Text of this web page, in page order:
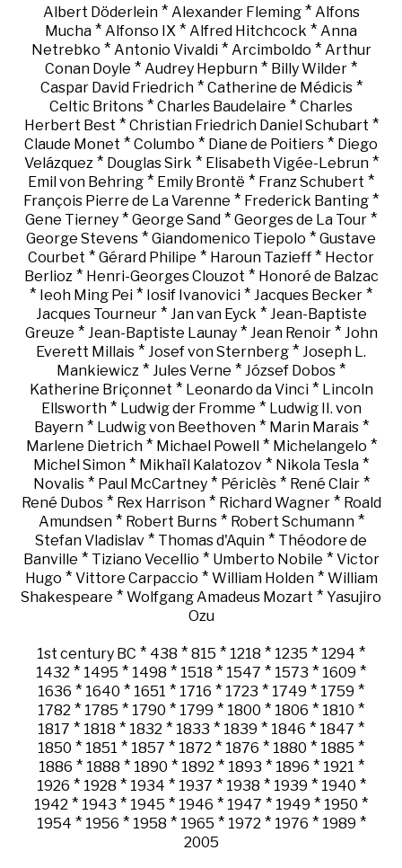
Albert Döderlein* Alexander Fleming* Alfons
Mucha * Alfonso IX * Alfred Hitchcock * Anna
Netrebko * Antonio Vivaldi* Arcimboldo * Arthur
Conan Doyle * Audrey Hepburn * Billy Wilder *
Caspar David Friedrich* Catherine de Médicis*
Celtic Britons * Charles Baudelaire * Charles
Herbert Best * Christian Friedrich Daniel Schubart *
Claude Monet * Columbo * Diane de Poitiers * Diego
Velázquez * Douglas Sirk * Elisabeth Vigée-Lebrun*
Emil von Behring * Emily Brontë * Franz Schubert *
François Pierre de La Varenne * Frederick Banting *
Gene Tierney * George Sand * Georges de La Tour *
George Stevens * Giandomenico Tiepolo * Gustave
Courbet * Gérard Philipe * Haroun Tazieff * Hector
Berlioz * Henri-Georges Clouzot * Honoré de Balzac
* Ieoh Ming Pei * Iosif Ivanovici * Jacques Becker *
Jacques Tourneur* Jan van Eyck * Jean-Baptiste
Greuze * Jean-Baptiste Launay* Jean Renoir* John
Everett Millais * Josef von Sternberg * Joseph L.
Mankiewicz * Jules Verne * József Dobos *
Katherine Briçonnet * Leonardo da Vinci* Lincoln
Ellsworth* Ludwig der Fromme * Ludwig II. von
Bayern* Ludwig von Beethoven* Marin Marais*
Marlene Dietrich* Michael Powell* Michelangelo *
Michel Simon * Mikhaïl Kalatozov * Nikola Tesla *
Novalis* Paul McCartney* Périclès* René Clair*
René Dubos* Rex Harrison* Richard Wagner* Roald
Amundsen* Robert Burns* Robert Schumann*
Stefan Vladislav * Thomas d'Aquin * Théodore de
Banville * Tiziano Vecellio * Umberto Nobile * Victor
Hugo * Vittore Carpaccio * William Holden* William
Shakespeare * Wolfgang Amadeus Mozart * Yasujiro
Ozu
1st century BC * 438 * 815 * 1218 * 1235 * 1294 *
1432 * 1495 * 1498 * 1518 * 1547 * 1573 * 1609 *
1636 * 1640 * 1651 * 1716 * 1723 * 1749 * 1759 *
1782 * 1785 * 1790 * 1799 * 1800 * 1806 * 1810 *
1817 * 1818 * 1832 * 1833 * 1839 * 1846 * 1847 *
1850 * 1851 * 1857 * 1872 * 1876 * 1880 * 1885 *
1886 * 1888 * 1890 * 1892 * 1893 * 1896 * 1921 *
1926 * 1928 * 1934 * 1937 * 1938 * 1939 * 1940 *
1942 * 1943 * 1945 * 1946 * 1947 * 1949 * 1950 *
1954 * 1956 * 1958 * 1965 * 1972 * 1976 * 1989 *
2005